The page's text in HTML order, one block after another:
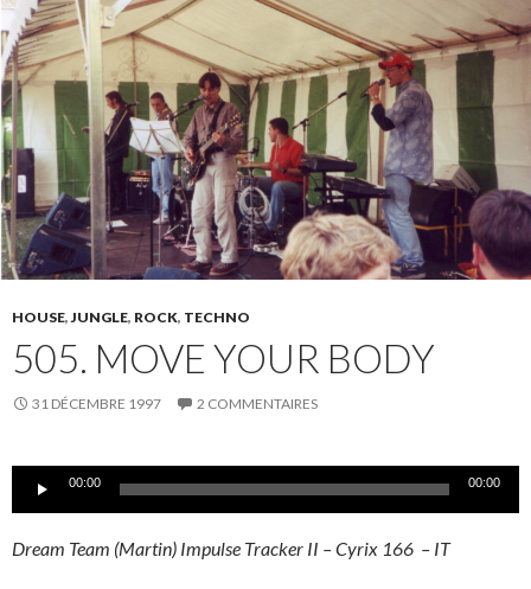
HOUSE, JUNGLE, ROCK, TECHNO
505. MOVE YOUR BODY
31 DÉCEMBRE 1997 2 COMMENTAIRES
Lecteur00:00 00:00
Dream Team (Martin) Impulse Tracker II – Cyrix 166 – IT